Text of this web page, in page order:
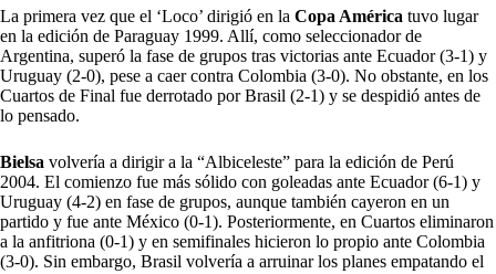
La primera vez que el ‘Loco’ dirigió en la Copa América tuvo lugar
en la edición de Paraguay 1999. Allí, como seleccionador de
Argentina, superó la fase de grupos tras victorias ante Ecuador (3-1) y
Uruguay (2-0), pese a caer contra Colombia (3-0). No obstante, en los
Cuartos de Final fue derrotado por Brasil (2-1) y se despidió antes de
lo pensado.
Bielsa volvería a dirigir a la “Albiceleste” para la edición de Perú
2004. El comienzo fue más sólido con goleadas ante Ecuador (6-1) y
Uruguay (4-2) en fase de grupos, aunque también cayeron en un
partido y fue ante México (0-1). Posteriormente, en Cuartos eliminaron
a la anfitriona (0-1) y en semifinales hicieron lo propio ante Colombia
(3-0). Sin embargo, Brasil volvería a arruinar los planes empatando el